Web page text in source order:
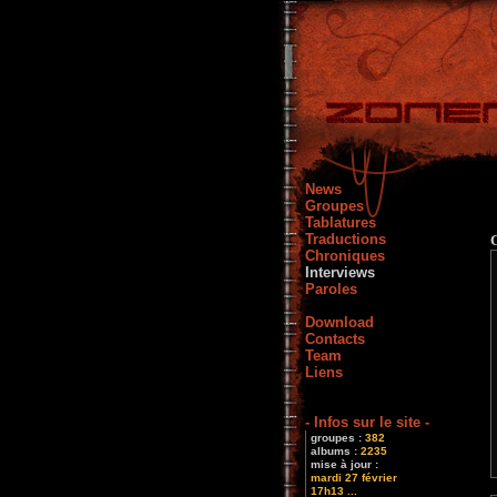
News
Groupes
Tablatures
Traductions
Chroniques
Interviews
Paroles
Download
Contacts
Team
Liens
- Infos sur le site -
groupes : 382
albums : 2235
mise à jour :
mardi 27 février
17h13 ...